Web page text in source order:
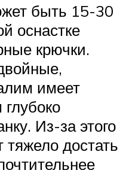
быть 15-30
оснастке
крючки.
имеет
Из-за этого
тяжело достать